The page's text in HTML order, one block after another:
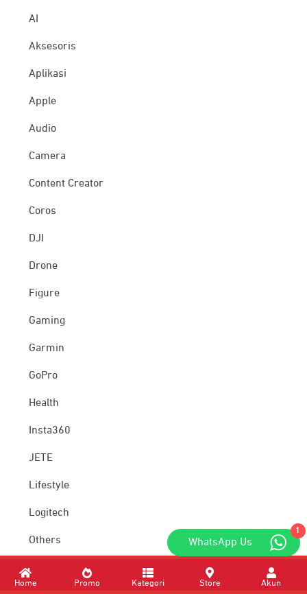
AI
Aksesoris
Aplikasi
Apple
Audio
Camera
Content Creator
Coros
DJI
Drone
Figure
Gaming
Garmin
GoPro
Health
Insta360
JETE
Lifestyle
Logitech
Others
Samsung
1
WhatsApp Us
Home Promo Kategori Store Akun